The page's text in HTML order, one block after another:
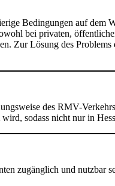
Bedingungen auf
bei privaten,
Zur Lösung des
des RMV-
sodass nicht nur in
zugänglich und nutzbar